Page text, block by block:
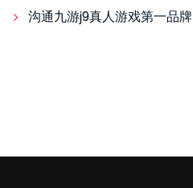
沟通九游j9真人游戏第一品牌